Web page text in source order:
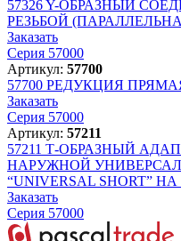
57326Y-ОБРАЗНЫЙ
РЕЗЬБОЙ
Заказать
Серия 57000
Артикул: 57700
57700 РЕДУКЦИЯ
Заказать
Серия 57000
Артикул: 57211
57211 Т-ОБРАЗНЫЙ
НАРУЖНОЙ
“UNIVERSAL SHORT”
Заказать
Серия 57000